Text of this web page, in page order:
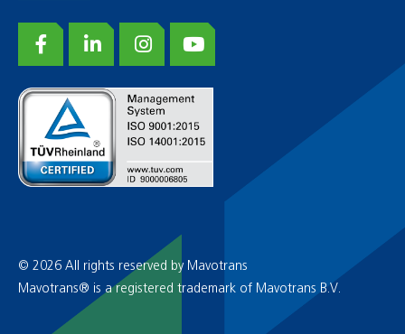
© 2026 All rights reserved by Mavotrans
Mavotrans® is a registered trademark of Mavotrans B.V.